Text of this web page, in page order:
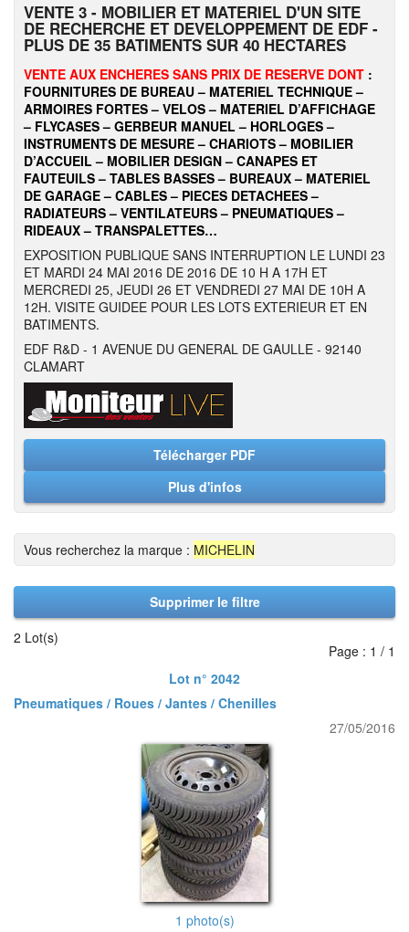
VENTE 3 - MOBILIER ET MATERIEL D'UN SITE
DE RECHERCHE ET DEVELOPPEMENT DE EDF -
PLUS DE 35 BATIMENTS SUR 40 HECTARES
VENTE AUX ENCHERES SANS PRIX DE RESERVE DONT :
FOURNITURES DE BUREAU – MATERIEL TECHNIQUE –
ARMOIRES FORTES – VELOS – MATERIEL D’AFFICHAGE
– FLYCASES – GERBEUR MANUEL – HORLOGES –
INSTRUMENTS DE MESURE – CHARIOTS – MOBILIER
D’ACCUEIL – MOBILIER DESIGN – CANAPES ET
FAUTEUILS – TABLES BASSES – BUREAUX – MATERIEL
DE GARAGE – CABLES – PIECES DETACHEES –
RADIATEURS – VENTILATEURS – PNEUMATIQUES –
RIDEAUX – TRANSPALETTES…
EXPOSITION PUBLIQUE SANS INTERRUPTION LE LUNDI 23
ET MARDI 24 MAI 2016 DE 2016 DE 10 H A 17H ET
MERCREDI 25, JEUDI 26 ET VENDREDI 27 MAI DE 10H A
12H. VISITE GUIDEE POUR LES LOTS EXTERIEUR ET EN
BATIMENTS.
EDF R&D - 1 AVENUE DU GENERAL DE GAULLE - 92140
CLAMART
Télécharger PDF
Plus d'infos
Vous recherchez la marque : MICHELIN
Supprimer le filtre
2 Lot(s)
Page : 1 / 1
Lot n° 2042
Pneumatiques / Roues / Jantes / Chenilles
27/05/2016
1 photo(s)